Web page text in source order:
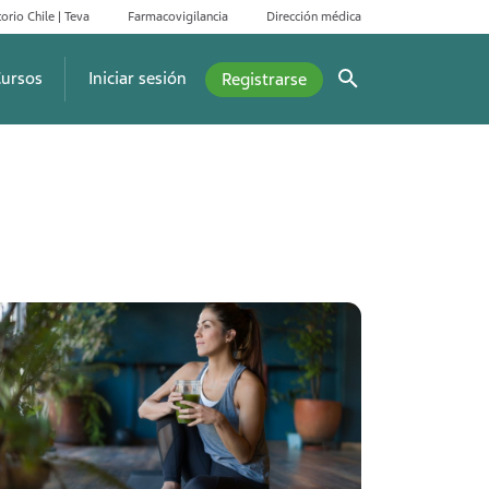
Chile | Teva Farmacovigilancia Dirección médica
Iniciar sesión Registrarse